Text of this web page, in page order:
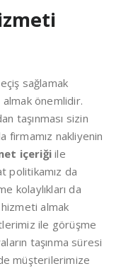
sağlamak
önemlidir.
taşınması sizin
firmamız nakliyenin
içeriğiile
politikamız da
kolaylıkları da
almak
ile görüşme
taşınma süresi
müşterilerimize